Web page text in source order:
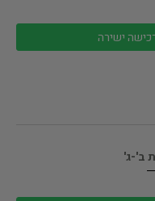
ישירה
ב'-ג'